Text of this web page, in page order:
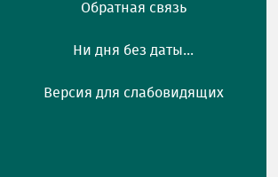
Обратная связь
Ни дня без даты...
Версия для слабовидящих